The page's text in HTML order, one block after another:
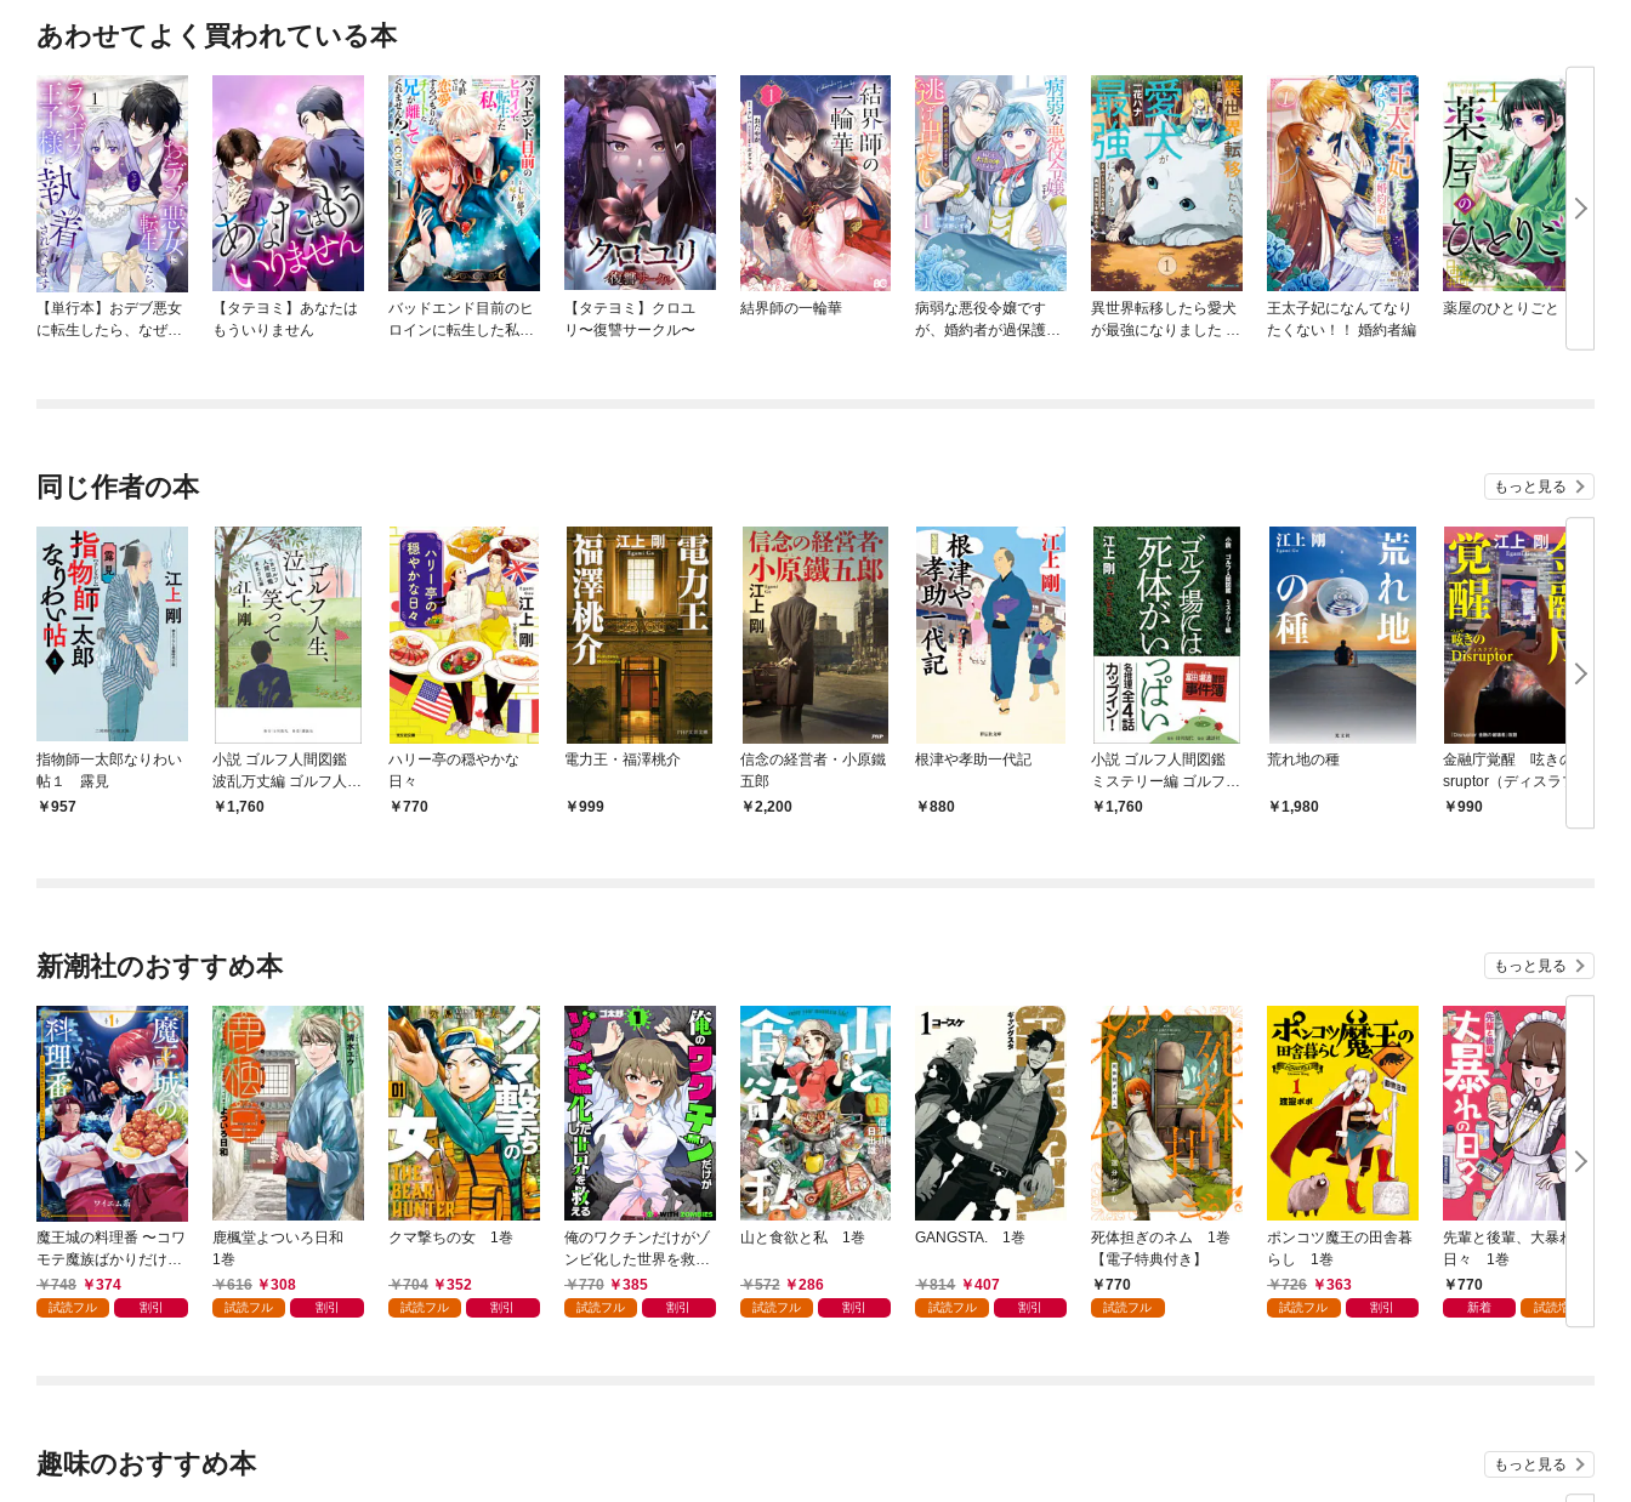
あわせてよく買われている本
【単行本】おデブ悪女
に転生したら、なぜか
【タテヨミ】あなたは
もういりません
バッドエンド目前のヒ
ロインに転生した私、
【タテヨミ】クロユ
リ〜復讐サークル〜
結界師の一輪華
病弱な悪役令嬢です
が、婚約者が過保護す
異世界転移したら愛犬
が最強になりました ～
王太子妃になんてなり
たくない！！ 婚約者編
薬屋のひとりごと
同じ作者の本 もっと見る
指物師一太郎なりわい
帖１ 露見
957
小説 ゴルフ人間図鑑
波乱万丈編 ゴルフ人
生、泣いて、笑って
1,760
ハリー亭の穏やかな
日々
770
電力王・福澤桃介
999
信念の経営者・小原鐵
五郎
2,200
根津や孝助一代記
880
小説 ゴルフ人間図鑑
ミステリー編 ゴルフ場
には死体がいっぱい
1,760
荒れ地の種
1,980
金融庁覚醒 呟きのDi
sruptor（ディスラプタ
ー）990
新潮社のおすすめ本 もっと見る
魔王城の料理番 〜コワ
モテ魔族ばかりだけ
ど、ホワイトな職場で
す〜 1巻
748 374
試読フル 割引
鹿楓堂よついろ日和
1巻
616
308
試読フル 割引
クマ撃ちの女 1巻
704 352
試読フル 割引
俺のワクチンだけがゾ
ンビ化した世界を救え
る 1巻
770 385
試読フル 割引
山と食欲と私 1巻
572 286
試読フル 割引
GANGSTA. 1巻
814 407
試読フル 割引
死体担ぎのネム 1巻
【電子特典付き】
770
試読フル
ポンコツ魔王の田舎暮
らし 1巻
726
363
試読フル 割引
先輩と後輩、大暴れの
日々 1巻
770
新着 試読増量
趣味のおすすめ本 もっと見る